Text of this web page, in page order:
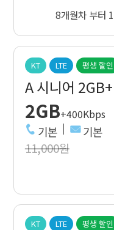
8개월차 부터
KT LTE 평생 할인
A 시니어 2GB+
2GB+400Kbps
기본 기본
11,000원
KT LTE 평생 할인